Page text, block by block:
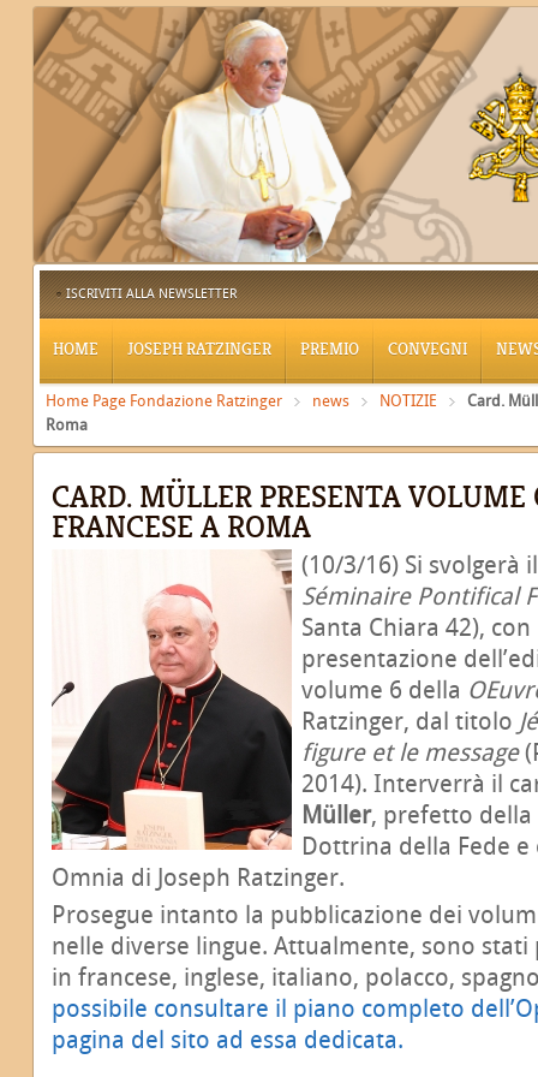
ISCRIVITI ALLA NEWSLETTER
HOME JOSEPH RATZINGER PREMIO CONVEGNI
Home Page Fondazione Ratzinger news NOTIZIE
Card.
Roma
CARD. MÜLLER PRESENTA
FRANCESE A ROMA
(10/3/16) Si svolgerà
Séminaire Pontifical
Santa Chiara 42),
presentazione
volume 6 della
Ratzinger, dal titolo
figure et le message
2014). Interverrà il
Müller, prefetto della
Dottrina della Fede
Omnia di Joseph Ratzinger.
Prosegue intanto la pubblicazione dei
nelle diverse lingue. Attualmente, sono
in francese, inglese, italiano, polacco,
possibile consultare il piano completo
pagina del sito ad essa dedicata.